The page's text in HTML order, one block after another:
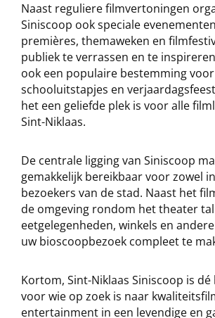
Naast reguliere filmvertoningen
Siniscoop ook speciale
premières, themaweken en
publiek te verrassen en te
ook een populaire bestemming voor
schooluitstapjes en
het een geliefde plek is voor alle
Sint-Niklaas.
De centrale ligging van Siniscoop
gemakkelijk bereikbaar voor zowel
bezoekers van de stad. Naast het
de omgeving rondom het theater
eetgelegenheden, winkels en
uw bioscoopbezoek compleet te
Kortom, Sint-Niklaas Siniscoop is
voor wie op zoek is naar
entertainment in een levendige en